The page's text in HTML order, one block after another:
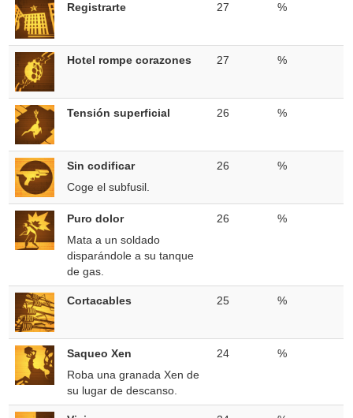
Registrarte 27 %
Hotel rompe corazones 27 %
Tensión superficial 26 %
Sin codificar
Coge el subfusil.
26 %
Puro dolor
Mata a un soldado
disparándole a su tanque
de gas.
26 %
Cortacables 25 %
Saqueo Xen
Roba una granada Xen de
su lugar de descanso.
24 %